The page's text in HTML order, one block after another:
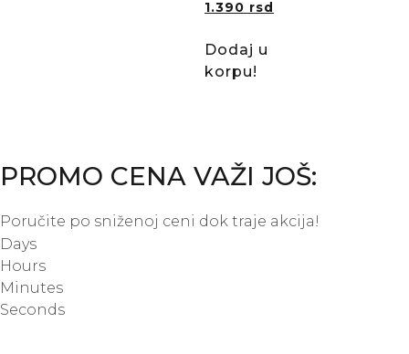
1.390 rsd
Dodaj u
korpu!
PROMO CENA VAŽI JOŠ:
Poručite po sniženoj ceni dok traje akcija!
Days
Hours
Minutes
Seconds